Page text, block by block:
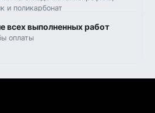
и поликарбонат
всех выполненных работ
оплаты